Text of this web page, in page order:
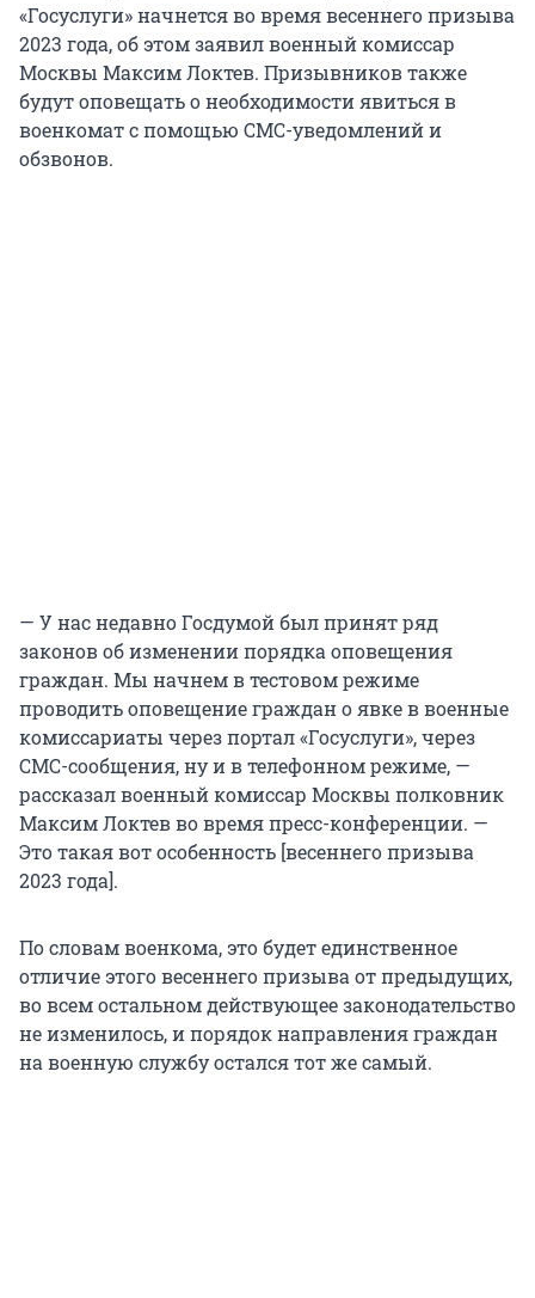
«Госуслуги» начнется во время весеннего призыва
2023 года, об этом заявил военный комиссар
Москвы Максим Локтев. Призывников также
будут оповещать о необходимости явиться в
военкомат с помощью СМС-уведомлений и
обзвонов.
— У нас недавно Госдумой был принят ряд
законов об изменении порядка оповещения
граждан. Мы начнем в тестовом режиме
проводить оповещение граждан о явке в военные
комиссариаты через портал «Госуслуги», через
СМС-сообщения, ну и в телефонном режиме, —
рассказал военный комиссар Москвы полковник
Максим Локтев во время пресс-конференции. —
Это такая вот особенность [весеннего призыва
2023 года].
По словам военкома, это будет единственное
отличие этого весеннего призыва от предыдущих,
во всем остальном действующее законодательство
не изменилось, и порядок направления граждан
на военную службу остался тот же самый.